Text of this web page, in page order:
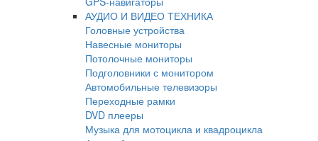
АУДИО И ВИДЕО ТЕХНИКА
Головные устройства
Навесные мониторы
Потолочные мониторы
Подголовники с монитором
Автомобильные телевизоры
Переходные рамки
DVD плееры
Музыка для мотоцикла и квадроцикла